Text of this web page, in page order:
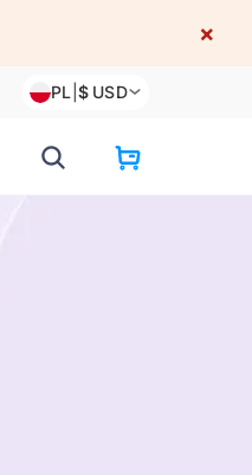
×
PL |$ USD